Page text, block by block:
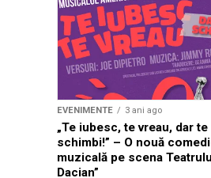
EVENIMENTE 3 ani ago
„Te iubesc, te vreau, dar te
schimbi!” – O nouă
muzicală pe scena
Dacian”